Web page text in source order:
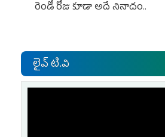
రెండో రోజు కూడా అదే నినాదం..
లైవ్ టి.వి